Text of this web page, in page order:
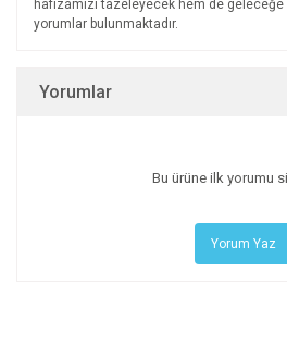
hafızamızı tazeleyecek hem de geleceğe
yorumlar bulunmaktadır.
Yorumlar
Bu ürüne ilk yorumu
Yorum Yaz